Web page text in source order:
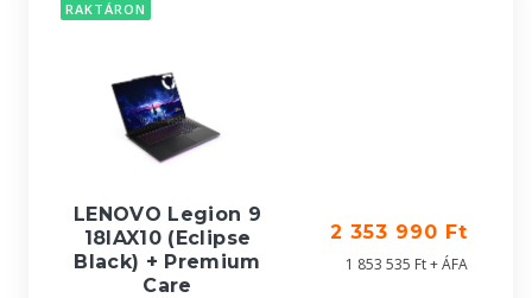
RAKTÁRON
LENOVO Legion 9
18IAX10 (Eclipse
Black) + Premium
Care
2 353 990 Ft
1 853 535 Ft + ÁFA